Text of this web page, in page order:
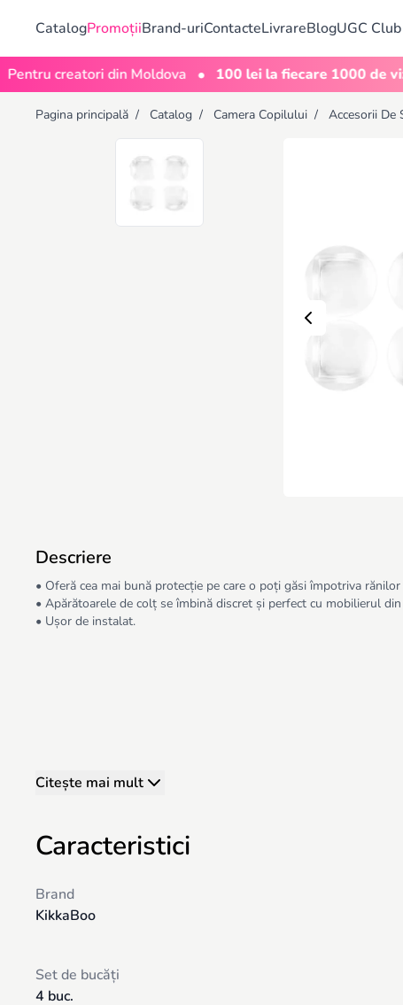
CatalogPromoțiiBrand-uriContacteLivrareBlogUGC Club
creatori din Moldova • 100 lei la fiecare 1000 de
Pagina principală / Catalog / Camera Copilului / Accesorii De
Descriere
• Oferă cea mai bună protecție pe care o poți găsi împotriva
• Apărătoarele de colț se îmbină discret și perfect cu mobilierul din
• Ușor de instalat.
Citește mai mult
Caracteristici
Brand
KikkaBoo
Set de bucăți
4 buc.